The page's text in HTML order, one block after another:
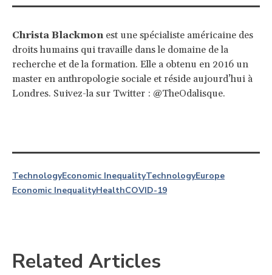
Christa Blackmon est une spécialiste américaine des
droits humains qui travaille dans le domaine de la
recherche et de la formation. Elle a obtenu en 2016 un
master en anthropologie sociale et réside aujourd’hui à
Londres. Suivez-la sur Twitter : @TheOdalisque.
TechnologyEconomic InequalityTechnologyEurope
Economic InequalityHealthCOVID-19
Related Articles